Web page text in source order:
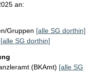
an:
Gruppen [alle SG dorthin]
[alle SG dorthin]
(BKAmt) [alle SG